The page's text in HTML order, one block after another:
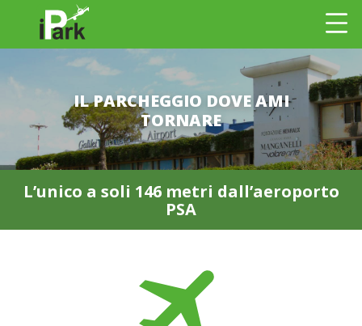
IL PARCHEGGIO DOVE AMI
TORNARE
L’unico a soli 146 metri dall’aeroporto
PSA